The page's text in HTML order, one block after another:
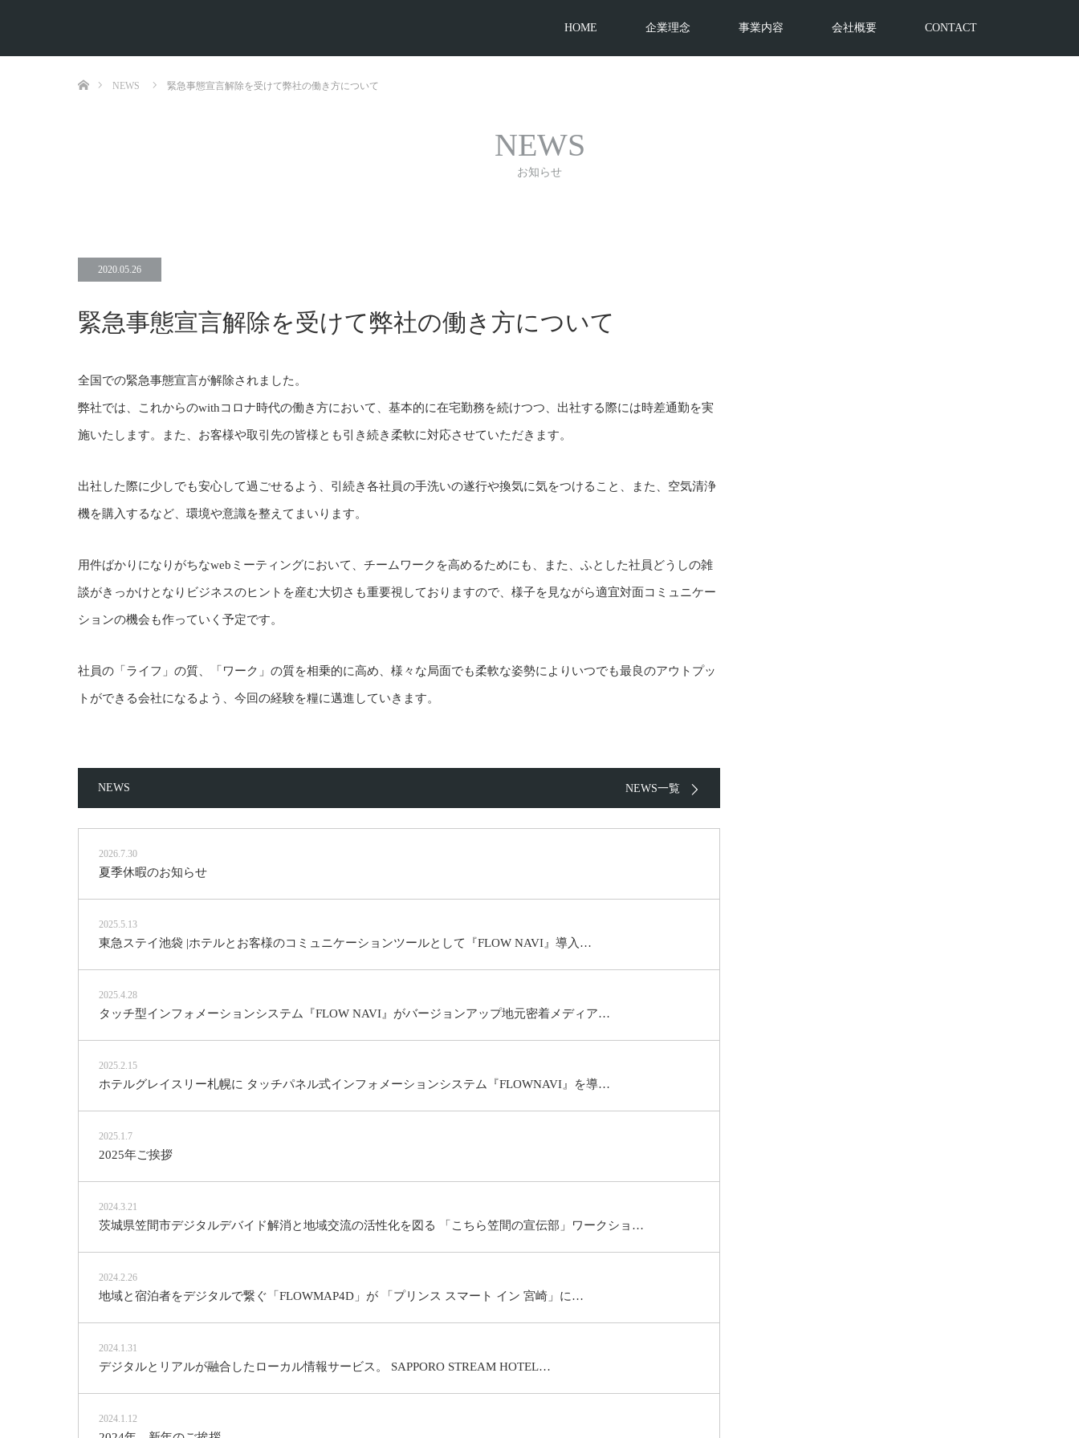
HOME 企業理念 事業内容 会社概要 CONTACT
NEWS 緊急事態宣言解除を受けて弊社の働き方について
NEWS
お知らせ
2020.05.26
緊急事態宣言解除を受けて弊社の働き方について
全国での緊急事態宣言が解除されました。
弊社では、これからのwithコロナ時代の働き方において、基本的に在宅勤務を続けつつ、出社する際には時差通勤を実
施いたします。また、お客様や取引先の皆様とも引き続き柔軟に対応させていただきます。
出社した際に少しでも安心して過ごせるよう、引続き各社員の手洗いの遂行や換気に気をつけること、また、空気清浄
機を購入するなど、環境や意識を整えてまいります。
用件ばかりになりがちなwebミーティングにおいて、チームワークを高めるためにも、また、ふとした社員どうしの雑
談がきっかけとなりビジネスのヒントを産む大切さも重要視しておりますので、様子を見ながら適宜対面コミュニケー
ションの機会も作っていく予定です。
社員の「ライフ」の質、「ワーク」の質を相乗的に高め、様々な局面でも柔軟な姿勢によりいつでも最良のアウトプッ
トができる会社になるよう、今回の経験を糧に邁進していきます。
NEWS NEWS一覧
2026.7.30
夏季休暇のお知らせ
2025.5.13
東急ステイ池袋 |ホテルとお客様のコミュニケーションツールとして『FLOW NAVI』導入…
2025.4.28
タッチ型インフォメーションシステム『FLOW NAVI』がバージョンアップ地元密着メディア…
2025.2.15
ホテルグレイスリー札幌に タッチパネル式インフォメーションシステム『FLOWNAVI』を導…
2025.1.7
2025年ご挨拶
2024.3.21
茨城県笠間市デジタルデバイド解消と地域交流の活性化を図る 「こちら笠間の宣伝部」ワークショ…
2024.2.26
地域と宿泊者をデジタルで繋ぐ「FLOWMAP4D」が 「プリンス スマート イン 宮崎」に…
2024.1.31
デジタルとリアルが融合したローカル情報サービス。 SAPPORO STREAM HOTEL…
2024.1.12